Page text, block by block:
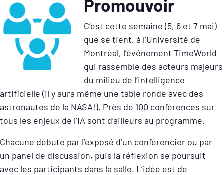
Promouvoir
C’est cette semaine (5, 6 et 7 mai)
que se tient, à l’Université de
Montréal, l’événement TimeWorld
qui rassemble des acteurs majeurs
du milieu de l’intelligence
artificielle (il y aura même une table ronde avec des
astronautes de la NASA!). Près de 100 conférences sur
tous les enjeux de l’IA sont d’ailleurs au programme.
Chacune débute par l’exposé d’un conférencier ou par
un panel de discussion, puis la réflexion se poursuit
avec les participants dans la salle. L’idée est de